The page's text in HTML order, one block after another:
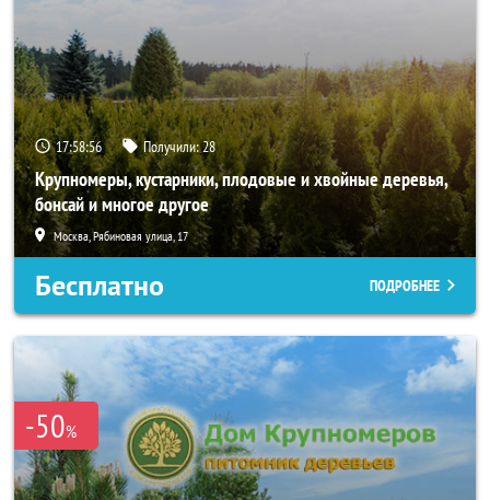
17:58:55 Получили:28
Крупномеры, кустарники, плодовые и хвойные деревья,
бонсай и многое другое
Москва, Рябиновая улица, 17
Бесплатно ПОДРОБНЕЕ
-50%